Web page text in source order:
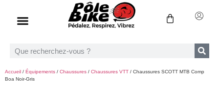
Accueil / Équipements / Chaussures / Chaussures VTT / Chaussures SCOTT MTB Comp
Boa Noir-Gris